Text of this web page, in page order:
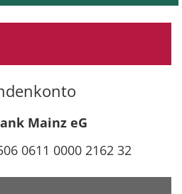
Mainz eG
0611 0000 2162 32